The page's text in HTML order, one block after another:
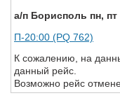
а/п Борисполь пн, пт
П-20:00 (PQ 762)
К сожалению, на
данный рейс.
Возможно рейс